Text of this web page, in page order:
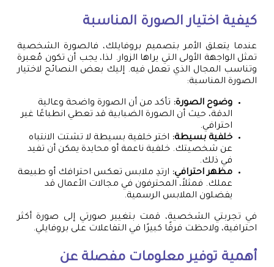
كيفية اختيار الصورة المناسبة
عندما يتعلق الأمر بتصميم بروفايلك، فالصورة الشخصية
تمثل الواجهة الأولى التي يراها الزوار. لذا، يجب أن تكون مُعبرة
وتناسب المجال الذي تعمل فيه. إليك بعض النصائح لاختيار
الصورة المناسبة:
وضوح الصورة: تأكد من أن الصورة واضحة وعالية
الدقة، حيث أن الصورة الضبابية قد تعطي انطباعًا غير
احترافي.
خلفية بسيطة: اختر خلفية بسيطة لا تشتت الانتباه
عن شخصيتك. خلفية ناعمة أو محايدة يمكن أن تفيد
في ذلك.
مظهر احترافي: ارتدِ ملابس تعكس احترافك أو طبيعة
عملك. فمثلاً، المحترفون في مجالات الأعمال قد
يفضلون الملابس الرسمية.
في تجربتي الشخصية، قمت بتغيير صورتي إلى صورة أكثر
احترافية، ولاحظت فرقًا كبيرًا في التفاعلات على بروفايلي.
أهمية توفير معلومات مفصلة عن